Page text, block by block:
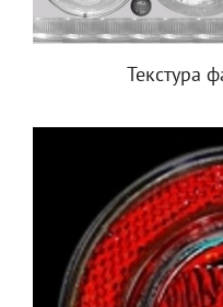
Текстура